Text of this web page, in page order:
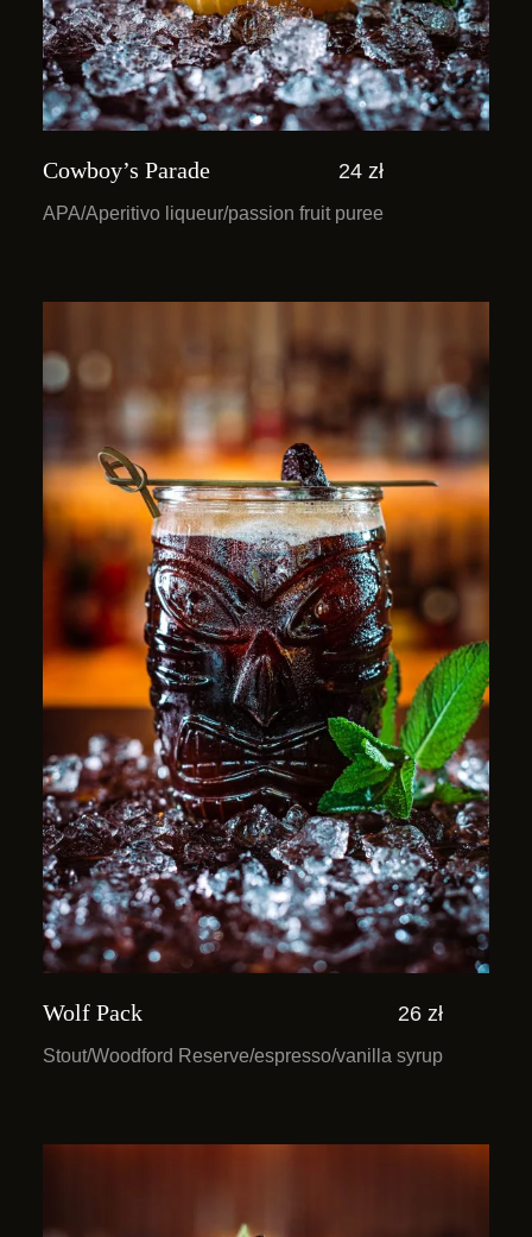
Cowboy’s Parade 24 zł
APA/Aperitivo liqueur/passion fruit puree
Wolf Pack 26 zł
Stout/Woodford Reserve/espresso/vanilla syrup